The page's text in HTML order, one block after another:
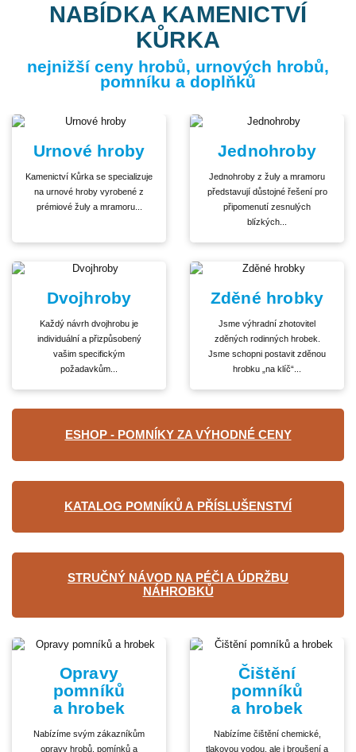
NABÍDKA KAMENICTVÍ
KŮRKA
nejnižší ceny hrobů, urnových hrobů,
pomníku a doplňků
Urnové hroby
Kamenictví Kůrka se specializuje
na urnové hroby vyrobené z
prémiové žuly a mramoru...
Jednohroby
Jednohroby z žuly a mramoru
představují důstojné řešení pro
připomenutí zesnulých
blízkých...
Dvojhroby
Každý návrh dvojhrobu je
individuální a přizpůsobený
vašim specifickým
požadavkům...
Zděné hrobky
Jsme výhradní zhotovitel
zděných rodinných hrobek.
Jsme schopni postavit zděnou
hrobku „na klíč“...
ESHOP - POMNÍKY ZA VÝHODNÉ CENY
KATALOG POMNÍKŮ A PŘÍSLUŠENSTVÍ
STRUČNÝ NÁVOD NA PÉČI A ÚDRŽBU
NÁHROBKŮ
Opravy
pomníků
a hrobek
Nabízíme svým zákazníkům
opravy hrobů, pomínků a
Čištění
pomníků
a hrobek
Nabízíme čištění chemické,
tlakovou vodou, ale i broušení a